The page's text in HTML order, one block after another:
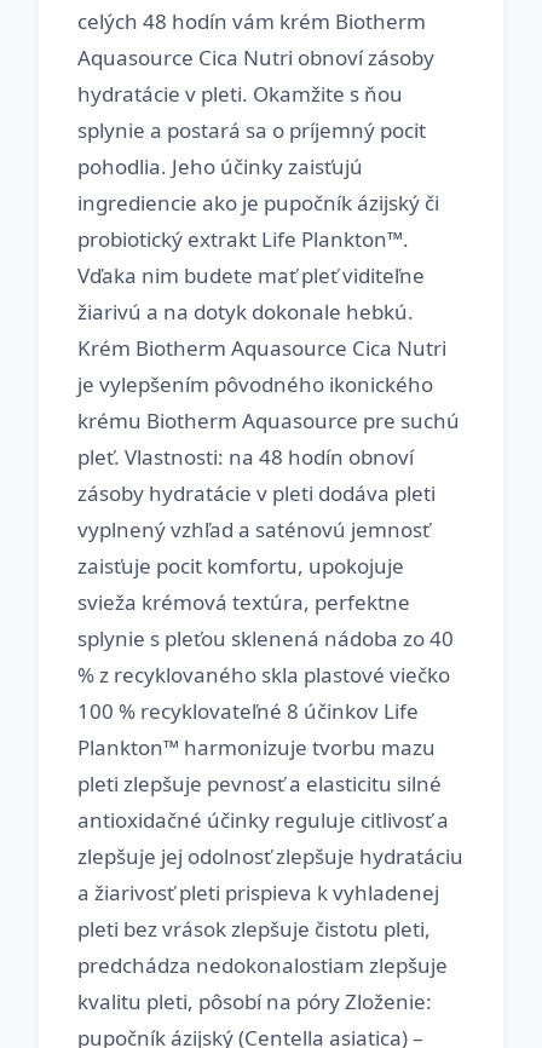
celých 48 hodín vám krém Biotherm
Aquasource Cica Nutri obnoví zásoby
hydratácie v pleti. Okamžite s ňou
splynie a postará sa o príjemný pocit
pohodlia. Jeho účinky zaisťujú
ingrediencie ako je pupočník ázijský či
probiotický extrakt Life Plankton™.
Vďaka nim budete mať pleť viditeľne
žiarivú a na dotyk dokonale hebkú.
Krém Biotherm Aquasource Cica Nutri
je vylepšením pôvodného ikonického
krému Biotherm Aquasource pre suchú
pleť. Vlastnosti: na 48 hodín obnoví
zásoby hydratácie v pleti dodáva pleti
vyplnený vzhľad a saténovú jemnosť
zaisťuje pocit komfortu, upokojuje
svieža krémová textúra, perfektne
splynie s pleťou sklenená nádoba zo 40
% z recyklovaného skla plastové viečko
100 % recyklovateľné 8 účinkov Life
Plankton™ harmonizuje tvorbu mazu
pleti zlepšuje pevnosť a elasticitu silné
antioxidačné účinky reguluje citlivosť a
zlepšuje jej odolnosť zlepšuje hydratáciu
a žiarivosť pleti prispieva k vyhladenej
pleti bez vrások zlepšuje čistotu pleti,
predchádza nedokonalostiam zlepšuje
kvalitu pleti, pôsobí na póry Zloženie:
pupočník ázijský (Centella asiatica) –